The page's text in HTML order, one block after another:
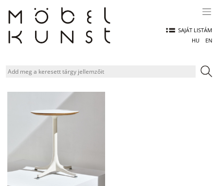
content
SAJÁT LISTÁM
HU
EN